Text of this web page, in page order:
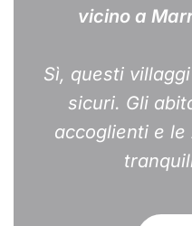
vicino a
Sì, questi
sicuri. Gli
accoglienti e le